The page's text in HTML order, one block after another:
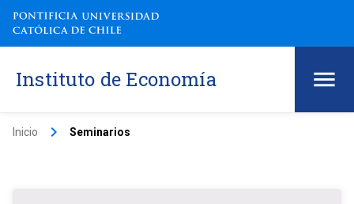
Instituto de Economía
Inicio keyboard_arrow_right Seminarios